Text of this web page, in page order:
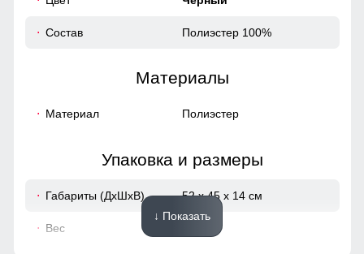
Состав Полиэстер 100%
Материалы
Материал Полиэстер
Упаковка и размеры
Габариты (ДхШхВ) 52 x 45 x 14 см
Вес
↓ Показать